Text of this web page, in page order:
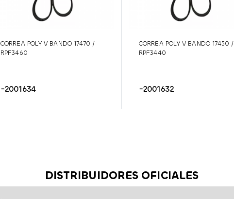
CORREA POLY V BANDO 17470 /
RPF3460
-2001634
CORREA POLY V BANDO 17450 /
RPF3440
-2001632
DISTRIBUIDORES OFICIALES